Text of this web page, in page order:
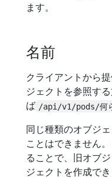
ます。
名前
クライアントから
ジェクトを参照す
ば /api/v1/pods/何
同じ種類のオブジ
ことはできません
ることで、旧オブ
ジェクトを作成でき